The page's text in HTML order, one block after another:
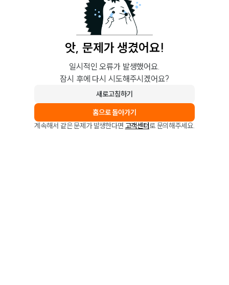
앗, 문제가 생겼어요!
일시적인 오류가 발생했어요.
잠시 후에 다시 시도해주시겠어요?
새로고침하기
홈으로 돌아가기
계속해서 같은 문제가 발생한다면 고객센터로 문의해주세요.